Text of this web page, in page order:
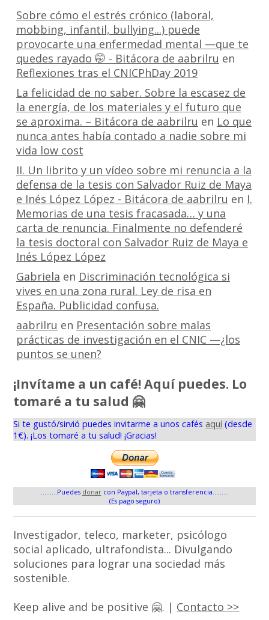
Sobre cómo el estrés crónico (laboral,
mobbing, infantil, bullying...) puede
provocarte una enfermedad mental —que te
quedes rayado 🤭 - Bitácora de aabrilru en
Reflexiones tras el CNICPhDay 2019
La felicidad de no saber. Sobre la escasez de
la energía, de los materiales y el futuro que
se aproxima. – Bitácora de aabrilru en Lo que
nunca antes había contado a nadie sobre mi
vida low cost
II. Un librito y un vídeo sobre mi renuncia a la
defensa de la tesis con Salvador Ruiz de Maya
e Inés López López - Bitácora de aabrilru en I.
Memorias de una tesis fracasada… y una
carta de renuncia. Finalmente no defenderé
la tesis doctoral con Salvador Ruiz de Maya e
Inés López López
Gabriela en Discriminación tecnológica si
vives en una zona rural. Ley de risa en
España. Publicidad confusa.
aabrilru en Presentación sobre malas
prácticas de investigación en el CNIC —¿los
puntos se unen?
¡Invítame a un café! Aquí puedes. Lo
tomaré a tu salud 🤗
Si te gustó/sirvió puedes invitarme a unos cafés aquí(desde
1€). ¡Los tomaré a tu salud! ¡Gracias!
.........Puedes donarcon Paypal, tarjeta o transferencia.........
(Es pago seguro)
Investigador, teleco, marketer, psicólogo
social aplicado, ultrafondista... Divulgando
soluciones para lograr una sociedad más
sostenible.
Keep alive and be positive 🤗. | Contacto >>